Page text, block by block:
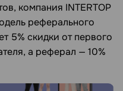
компания INTERTOP
реферального
5% скидки от первого
а реферал — 10%